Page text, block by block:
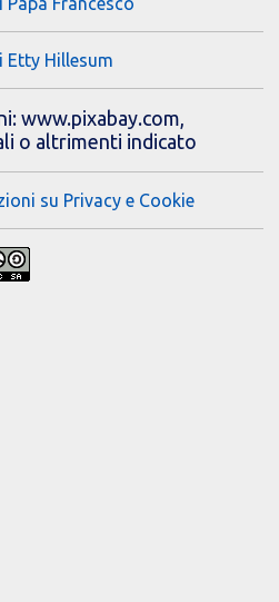
Etty Hillesum
www.pixabay.com,
o altrimenti indicato
su Privacy e Cookie